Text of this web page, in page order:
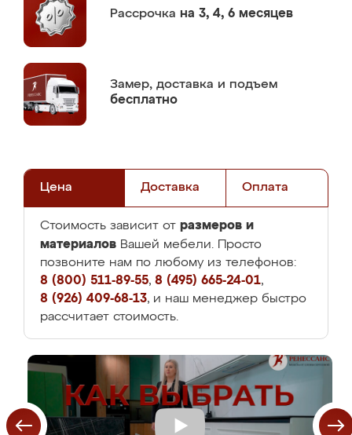
Рассрочка на 3, 4, 6 месяцев
Замер, доставка и подъем
бесплатно
Цена Доставка Оплата
Стоимость зависит от размеров и
материалов Вашей мебели. Просто
позвоните нам по любому из телефонов:
8 (800) 511-89-55, 8 (495) 665-24-01,
8 (926) 409-68-13, и наш менеджер быстро
рассчитает стоимость.